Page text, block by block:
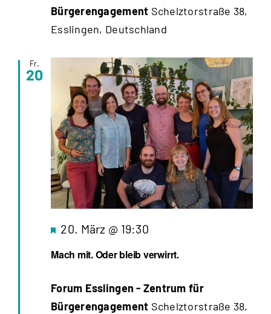
Bürgerengagement Schelztorstraße 38,
Esslingen, Deutschland
Fr.
20
Mach mit. Oder bleib verwirrt.
Hervorgehoben
20. März @ 19:30
Forum Esslingen - Zentrum für
Bürgerengagement Schelztorstraße 38,